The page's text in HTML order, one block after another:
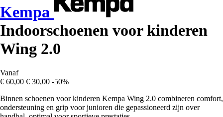
Kempa
Indoorschoenen voor kinderen
Wing 2.0
Vanaf
€ 60,00 € 30,00 -50%
Binnen schoenen voor kinderen Kempa Wing 2.0 combineren comfort,
ondersteuning en grip voor junioren die gepassioneerd zijn over